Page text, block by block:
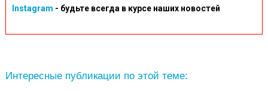
Instagram - будьте всегда в курсе наших новостей
Интересные публикации по этой теме: